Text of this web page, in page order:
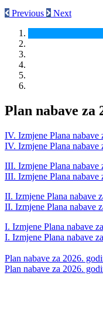
Previous Next
Plan nabave za
IV. Izmjene Plana
IV. Izmjene Plana
III. Izmjene Plana
III. Izmjene Plana
II. Izmjene Plana nabave
II. Izmjene Plana nabave
I. Izmjene Plana nabave
I. Izmjene Plana nabave
Plan nabave za 2026.
Plan nabave za 2026.